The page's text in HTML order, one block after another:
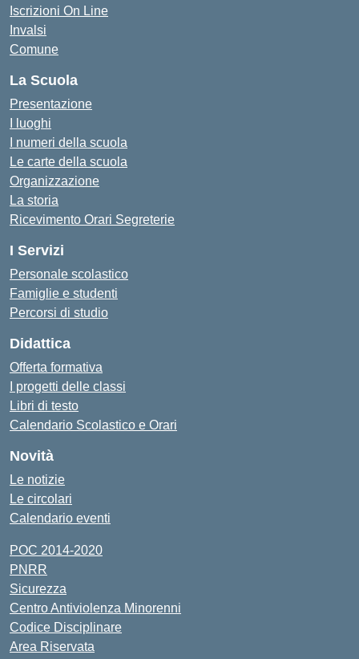
Iscrizioni On Line
Invalsi
Comune
La Scuola
Presentazione
I luoghi
I numeri della scuola
Le carte della scuola
Organizzazione
La storia
Ricevimento Orari Segreterie
I Servizi
Personale scolastico
Famiglie e studenti
Percorsi di studio
Didattica
Offerta formativa
I progetti delle classi
Libri di testo
Calendario Scolastico e Orari
Novità
Le notizie
Le circolari
Calendario eventi
POC 2014-2020
PNRR
Sicurezza
Centro Antiviolenza Minorenni
Codice Disciplinare
Area Riservata